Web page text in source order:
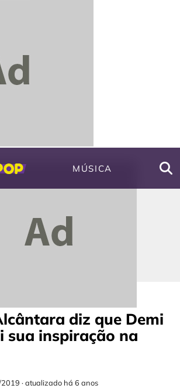
MÚSICA
diz que Demi
sua inspiração na
·atualizado há 6 anos